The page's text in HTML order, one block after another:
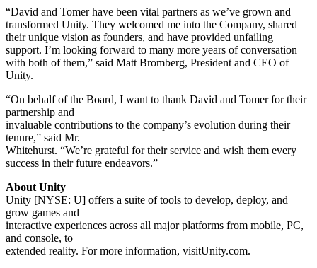
“David and Tomer have been vital partners as we’ve grown and
transformed Unity. They welcomed me into the Company, shared
their unique vision as founders, and have provided unfailing
support. I’m looking forward to many more years of conversation
with both of them,” said Matt Bromberg, President and CEO of
Unity.
“On behalf of the Board, I want to thank David and Tomer for their
partnership and
invaluable contributions to the company’s evolution during their
tenure,” said Mr.
Whitehurst. “We’re grateful for their service and wish them every
success in their future endeavors.”
About Unity
Unity [NYSE: U] offers a suite of tools to develop, deploy, and
grow games and
interactive experiences across all major platforms from mobile, PC,
and console, to
extended reality. For more information, visitUnity.com.